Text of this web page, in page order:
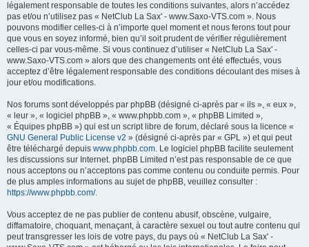
légalement responsable de toutes les conditions suivantes, alors n’accédez
pas et/ou n’utilisez pas « NetClub La Sax' - www.Saxo-VTS.com ». Nous
pouvons modifier celles-ci à n’importe quel moment et nous ferons tout pour
que vous en soyez informé, bien qu’il soit prudent de vérifier régulièrement
celles-ci par vous-même. Si vous continuez d’utiliser « NetClub La Sax' -
www.Saxo-VTS.com » alors que des changements ont été effectués, vous
acceptez d’être légalement responsable des conditions découlant des mises à
jour et/ou modifications.
Nos forums sont développés par phpBB (désigné ci-après par « ils », « eux »,
« leur », « logiciel phpBB », « www.phpbb.com », « phpBB Limited »,
« Équipes phpBB ») qui est un script libre de forum, déclaré sous la licence «
GNU General Public License v2 » (désigné ci-après par « GPL ») et qui peut
être téléchargé depuis www.phpbb.com. Le logiciel phpBB facilite seulement
les discussions sur Internet. phpBB Limited n’est pas responsable de ce que
nous acceptons ou n’acceptons pas comme contenu ou conduite permis. Pour
de plus amples informations au sujet de phpBB, veuillez consulter :
https://www.phpbb.com/.
Vous acceptez de ne pas publier de contenu abusif, obscène, vulgaire,
diffamatoire, choquant, menaçant, à caractère sexuel ou tout autre contenu qui
peut transgresser les lois de votre pays, du pays où « NetClub La Sax' -